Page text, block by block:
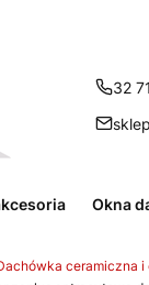
32
Okna
ceramiczna i